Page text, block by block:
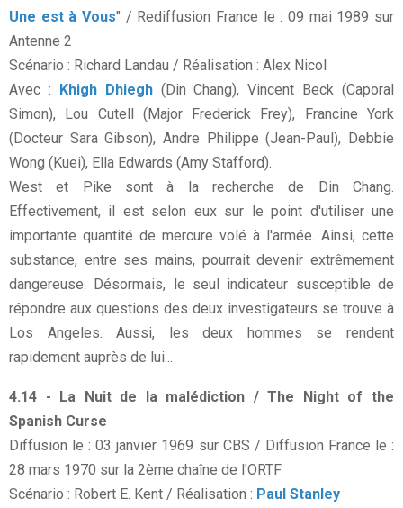
Une est à Vous" / Rediffusion France le : 09 mai 1989 sur
Antenne 2
Scénario : Richard Landau / Réalisation : Alex Nicol
Avec : Khigh Dhiegh(Din Chang), Vincent Beck (Caporal
Simon), Lou Cutell (Major Frederick Frey), Francine York
(Docteur Sara Gibson), Andre Philippe (Jean-Paul), Debbie
Wong (Kuei), Ella Edwards (Amy Stafford).
West et Pike sont à la recherche de Din Chang.
Effectivement, il est selon eux sur le point d'utiliser une
importante quantité de mercure volé à l'armée. Ainsi, cette
substance, entre ses mains, pourrait devenir extrêmement
dangereuse. Désormais, le seul indicateur susceptible de
répondre aux questions des deux investigateurs se trouve à
Los Angeles. Aussi, les deux hommes se rendent
rapidement auprès de lui...
4.14 - La Nuit de la malédiction / The Night of the
Spanish Curse
Diffusion le : 03 janvier 1969 sur CBS / Diffusion France le :
28 mars 1970 sur la 2ème chaîne de l'ORTF
Scénario : Robert E. Kent / Réalisation : Paul Stanley